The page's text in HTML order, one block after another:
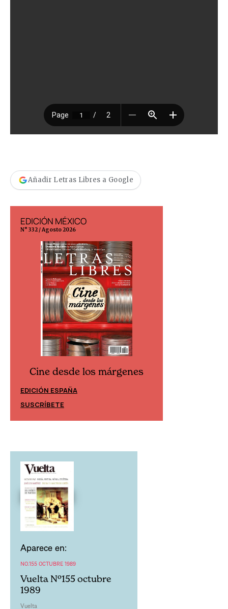
Añadir Letras Libres a Google
EDICIÓN MÉXICO
N° 332 / Agosto 2026
Cine desde los márgenes
EDICIÓN ESPAÑA
SUSCRÍBETE
Aparece en:
NO.155 OCTUBRE 1989
Vuelta Nº155 octubre
1989
Vuelta